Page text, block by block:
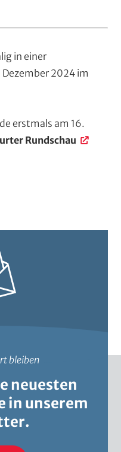
in einer
2024 im
erstmals am 16.
Rundschau
bleiben
neuesten
in unserem